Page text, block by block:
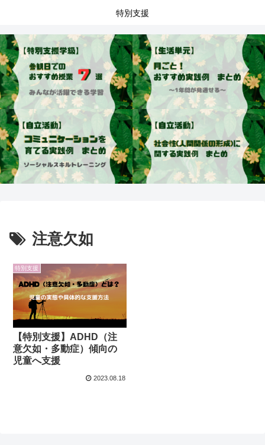
特別支援
注意欠如
特別支援
【特別支援】ADHD（注
意欠如・多動症）傾向の
児童へ支援
2023.08.18